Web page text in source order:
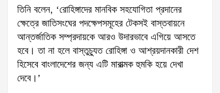
তিনি বলেন, ‌‘রোহিঙ্গাদের মানবিক সহযোগিতা প্রদানের
ক্ষেত্রে জাতিসংঘের পদক্ষেপসমূহের টেকসই বাস্তবায়নে
আন্তর্জাতিক সম্প্রদায়কে আরও উদারভাবে এগিয়ে আসতে
হবে। তা না হলে বাস্তুচ্যুত রোহিঙ্গা ও আশ্রয়দানকারী দেশ
হিসেবে বাংলাদেশের জন্য এটি মারাত্মক হুমকি হয়ে দেখা
দেবে।’